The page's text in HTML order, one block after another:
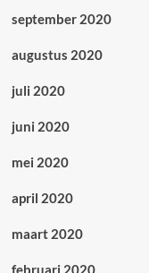
september 2020
augustus 2020
juli 2020
juni 2020
mei 2020
april 2020
maart 2020
februari 2020